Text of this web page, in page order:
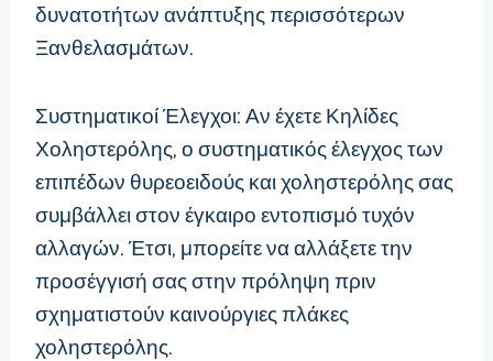
δυνατοτήτων ανάπτυξης περισσότερων
Ξανθελασμάτων.
Συστηματικοί Έλεγχοι: Αν έχετε Κηλίδες
Χοληστερόλης, ο συστηματικός έλεγχος των
επιπέδων θυρεοειδούς και χοληστερόλης σας
συμβάλλει στον έγκαιρο εντοπισμό τυχόν
αλλαγών. Έτσι, μπορείτε να αλλάξετε την
προσέγγισή σας στην πρόληψη πριν
σχηματιστούν καινούργιες πλάκες
χοληστερόλης.